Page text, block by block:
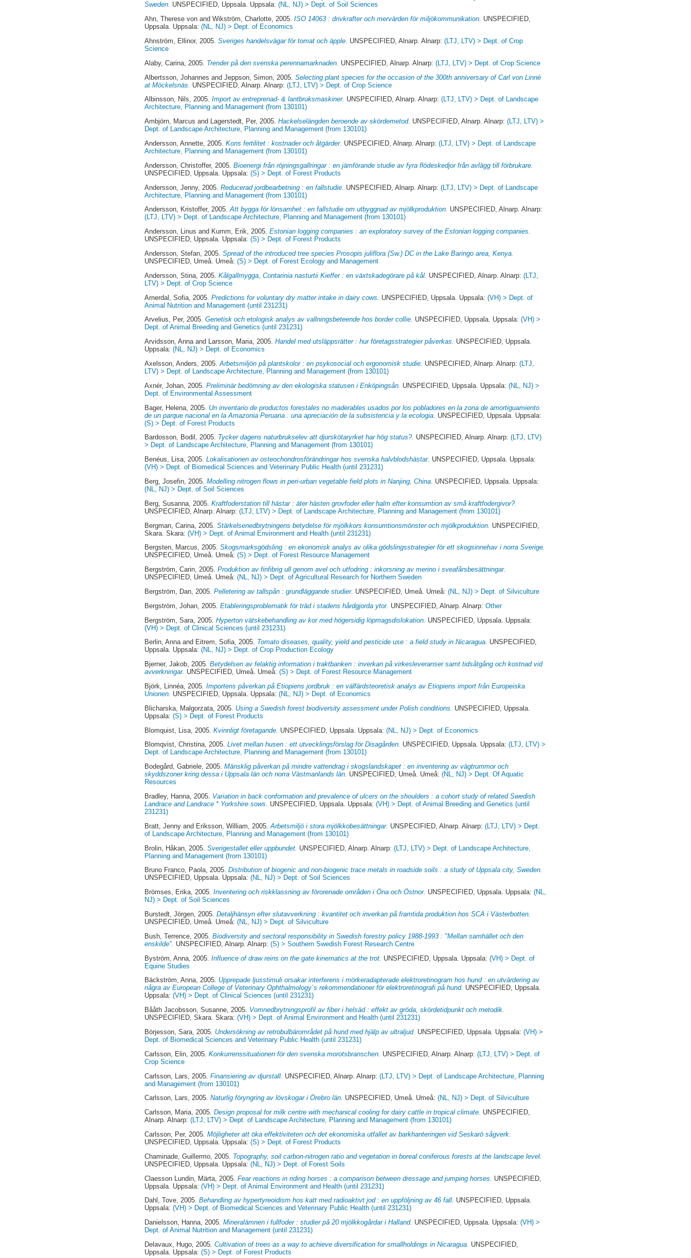
Sweden. UNSPECIFIED, Uppsala. Uppsala:(NL, NJ) > Dept. of Soil Sciences
Ahn, Therese von andWikström, Charlotte, 2005.ISO 14063 : drivkrafter och mervärden för miljökommunikation. UNSPECIFIED,
Uppsala. Uppsala:(NL, NJ) > Dept. of Economics
Ahnström, Ellinor, 2005.Sveriges handelsvägar för tomat och äpple. UNSPECIFIED, Alnarp. Alnarp:(LTJ, LTV) > Dept. of Crop
Science
Alaby, Carina , 2005. Trender på den svenska perennamarknaden. UNSPECIFIED, Alnarp. Alnarp:(LTJ, LTV) > Dept. of Crop Science
Albertsson, Johannes andJeppson, Simon , 2005.Selecting plant species for the occasion of the 300th anniversary of Carl von Linné
at Möckelsnäs.
UNSPECIFIED, Alnarp. Alnarp:(LTJ, LTV) > Dept. of Crop Science
Albinsson, Nils, 2005.Import av entreprenad- & lantbruksmaskiner. UNSPECIFIED, Alnarp. Alnarp:(LTJ, LTV) > Dept. of Landscape
Architecture, Planning and Management (from 130101)
Ambjörn, Marcus and Lagerstedt, Per, 2005.Hackelselängden beroende av skördemetod. UNSPECIFIED, Alnarp. Alnarp:(LTJ, LTV) >
Dept. of Landscape Architecture, Planning and Management (from 130101)
Andersson, Annette, 2005.Kons fertilitet : kostnader och åtgärder. UNSPECIFIED, Alnarp. Alnarp:(LTJ, LTV) > Dept. of Landscape
Architecture, Planning and Management (from 130101)
Andersson, Christoffer, 2005.Bioenergi från röjningsgallringar : en jämförande studie av fyra flödeskedjor från avlägg till förbrukare.
UNSPECIFIED, Uppsala. Uppsala:(S) > Dept. of Forest Products
Andersson, Jenny, 2005.Reducerad jordbearbetning : en fallstudie. UNSPECIFIED, Alnarp. Alnarp:(LTJ, LTV) > Dept. of Landscape
Architecture, Planning and Management (from 130101)
Andersson, Kristoffer, 2005.Att bygga för lönsamhet : en fallstudie om utbyggnad av mjölkproduktion. UNSPECIFIED, Alnarp. Alnarp:
(LTJ, LTV) > Dept. of Landscape Architecture, Planning and Management (from 130101)
Andersson, Linus and Kumm, Erik, 2005.Estonian logging companies : an exploratory survey of the Estonian logging companies.
UNSPECIFIED, Uppsala. Uppsala:(S) > Dept. of Forest Products
Andersson, Stefan, 2005.Spread of the introduced tree species Prosopis juliflora (Sw.) DC in the Lake Baringo area, Kenya.
UNSPECIFIED, Umeå. Umeå:(S) > Dept. of Forest Ecology and Management
Andersson, Stina , 2005.Kålgallmygga, Contarinia nasturtii Kieffer : en växtskadegörare på kål. UNSPECIFIED, Alnarp. Alnarp:(LTJ,
LTV) > Dept. of Crop Science
Arnerdal, Sofia , 2005.Predictions for voluntary dry matter intake in dairy cows. UNSPECIFIED, Uppsala. Uppsala:(VH) > Dept. of
Animal Nutrition and Management (until 231231)
Arvelius, Per, 2005.Genetisk och etologisk analys av vallningsbeteende hos border collie. UNSPECIFIED, Uppsala. Uppsala:(VH) >
Dept. of Animal Breeding and Genetics (until 231231)
Arvidsson, Annaand Larsson, Maria, 2005.Handel med utsläppsrätter : hur företagsstrategier påverkas. UNSPECIFIED, Uppsala.
Uppsala:(NL, NJ) > Dept. of Economics
Axelsson, Anders, 2005.Arbetsmiljön på plantskolor : en psykosocial och ergonomisk studie. UNSPECIFIED, Alnarp. Alnarp:(LTJ,
LTV) > Dept. of Landscape Architecture, Planning and Management (from 130101)
Axnér, Johan , 2005.Preliminär bedömning av den ekologiska statusen i Enköpingsån. UNSPECIFIED, Uppsala. Uppsala:(NL, NJ) >
Dept. of Environmental Assessment
Bager, Helena , 2005. Un inventario de productos forestales no maderables usados por los pobladores en la zona de amortiguamiento
de un parque nacional en la Amazonia Peruana : una apreciación de la subsistencia y la ecologia. UNSPECIFIED, Uppsala. Uppsala:
(S) > Dept. of Forest Products
Bardosson, Bodil , 2005. Tycker dagens naturbrukselev att djurskötaryrket har hög status?. UNSPECIFIED, Alnarp. Alnarp:(LTJ, LTV)
> Dept. of Landscape Architecture, Planning and Management (from 130101)
Benéus, Lisa, 2005.Lokalisationen av osteochondrosförändringar hos svenska halvblodshästar. UNSPECIFIED, Uppsala. Uppsala:
(VH) > Dept. of Biomedical Sciences and Veterinary Public Health (until 231231)
Berg, Josefin, 2005.Modelling nitrogen flows in peri-urban vegetable field plots in Nanjing, China. UNSPECIFIED, Uppsala. Uppsala:
(NL, NJ) > Dept. of Soil Sciences
Berg, Susanna , 2005.Kraftfoderstation till hästar : äter hästen grovfoder eller halm efter konsumtion av små kraftfodergivor?.
UNSPECIFIED, Alnarp. Alnarp:(LTJ, LTV) > Dept. of Landscape Architecture, Planning and Management (from 130101)
Bergman, Carina , 2005.Stärkelsenedbrytningens betydelse för mjölkkors konsumtionsmönster och mjölkproduktion. UNSPECIFIED,
Skara. Skara:(VH) > Dept. of Animal Environment and Health (until 231231)
Bergsten, Marcus, 2005.Skogsmarksgödsling : en ekonomisk analys av olika gödslingsstrategier för ett skogsinnehav i norra Sverige.
UNSPECIFIED, Umeå. Umeå:(S) > Dept. of Forest Resource Management
Bergström, Carin, 2005.Produktion av finfibrig ull genom avel och utfodring : inkorsning av merino i sveafårsbesättningar.
UNSPECIFIED, Umeå. Umeå:(NL, NJ) > Dept. of Agricultural Research for Northern Sweden
Bergström, Dan, 2005.Pelletering av tallspån : grundläggande studier. UNSPECIFIED, Umeå. Umeå:(NL, NJ) > Dept. of Silviculture
Bergström, Johan , 2005.Etableringsproblematik för träd i stadens hårdgjorda ytor. UNSPECIFIED, Alnarp. Alnarp:Other
Bergström, Sara , 2005.Hyperton vätskebehandling av kor med högersidig löpmagsdislokation. UNSPECIFIED, Uppsala. Uppsala:
(VH) > Dept. of Clinical Sciences (until 231231)
Berlin, Annaand Eitrem, Sofia, 2005. Tomato diseases, quality, yield and pesticide use : a field study in Nicaragua. UNSPECIFIED,
Uppsala. Uppsala:(NL, NJ) > Dept. of Crop Production Ecology
Bjerner, Jakob, 2005.Betydelsen av felaktig information i traktbanken : inverkan på virkesleveranser samt tidsåtgång och kostnad vid
avverkningar. UNSPECIFIED, Umeå. Umeå:(S) > Dept. of Forest Resource Management
Björk, Linnéa , 2005.Importens påverkan på Etiopiens jordbruk : en välfärdsteoretisk analys av Etiopiens import från Europeiska
Unionen. UNSPECIFIED, Uppsala. Uppsala:(NL, NJ) > Dept. of Economics
Blicharska, Malgorzata , 2005. Using a Swedish forest biodiversity assessment under Polish conditions.
UNSPECIFIED, Uppsala.
Uppsala:(S) > Dept. of Forest Products
Blomquist, Lisa , 2005.Kvinnligt företagande. UNSPECIFIED, Uppsala. Uppsala:(NL, NJ) > Dept. of Economics
Blomqvist, Christina, 2005.Livet mellan husen : ett utvecklingsförslag för Disagården. UNSPECIFIED, Uppsala. Uppsala:(LTJ, LTV) >
Dept. of Landscape Architecture, Planning and Management (from 130101)
Bodegård, Gabriele, 2005.Mänsklig påverkan på mindre vattendrag i skogslandskapet : en inventering av vägtrummor och
skyddszoner kring dessa i Uppsala län och norra Västmanlands län. UNSPECIFIED, Umeå. Umeå:(NL, NJ) > Dept. Of Aquatic
Resources
Bradley, Hanna , 2005. Variation in back conformation and prevalence of ulcers on the shoulders : a cohort study of related Swedish
Landrace and Landrace * Yorkshire sows.
UNSPECIFIED, Uppsala. Uppsala:(VH) > Dept. of Animal Breeding and Genetics (until
231231)
Bratt, Jenny and Eriksson, William , 2005.Arbetsmiljö i stora mjölkkobesättningar. UNSPECIFIED, Alnarp. Alnarp:(LTJ, LTV) > Dept.
of Landscape Architecture, Planning and Management (from 130101)
Brolin, Håkan , 2005.Sverigestallet eller uppbundet. UNSPECIFIED, Alnarp. Alnarp:(LTJ, LTV) > Dept. of Landscape Architecture,
Planning and Management (from 130101)
Bruno Franco, Paola, 2005.Distribution of biogenic and non-biogenic trace metals in roadside soils : a study of Uppsala city, Sweden.
UNSPECIFIED, Uppsala. Uppsala:(NL, NJ) > Dept. of Soil Sciences
Brömses, Erika, 2005.Inventering och riskklassning av förorenade områden i Öna och Östnor. UNSPECIFIED, Uppsala. Uppsala:(NL,
NJ) > Dept. of Soil Sciences
Burstedt, Jörgen , 2005.Detaljhänsyn efter slutavverkning : kvantitet och inverkan på framtida produktion hos SCA i Västerbotten.
UNSPECIFIED, Umeå. Umeå:(NL, NJ) > Dept. of Silviculture
Bush, Terrence , 2005.Biodiversity and sectoral responsibility in Swedish forestry policy 1988-1993 : "Mellan samhället och den
enskilde". UNSPECIFIED, Alnarp. Alnarp:(S) > Southern Swedish Forest Research Centre
Byström, Anna , 2005.Influence of draw reins on the gate kinematics at the trot. UNSPECIFIED, Uppsala. Uppsala:(VH) > Dept. of
Equine Studies
Bäckström, Anna, 2005. Upprepade ljusstimuli orsakar interferens i mörkeradapterade elektroretinogram hos hund : en utvärdering av
några av European College of Veterinary Ophthalmology´s rekommendationer för elektroretinografi på hund. UNSPECIFIED, Uppsala.
Uppsala:(VH) > Dept. of Clinical Sciences (until 231231)
Bååth Jacobsson, Susanne, 2005. Vomnedbrytningsprofil av fiber i helsäd : effekt av gröda, skördetidpunkt och metodik.
UNSPECIFIED, Skara. Skara:(VH) > Dept. of Animal Environment and Health (until 231231)
Börjesson, Sara , 2005. Undersökning av retrobulbärområdet på hund med hjälp av ultraljud. UNSPECIFIED, Uppsala. Uppsala:(VH) >
Dept. of Biomedical Sciences and Veterinary Public Health (until 231231)
Carlsson, Elin , 2005.Konkurrenssituationen för den svenska morotsbranschen. UNSPECIFIED, Alnarp. Alnarp:(LTJ, LTV) > Dept. of
Crop Science
Carlsson, Lars , 2005.Finansiering av djurstall. UNSPECIFIED, Alnarp. Alnarp:(LTJ, LTV) > Dept. of Landscape Architecture, Planning
and Management (from 130101)
Carlsson, Lars, 2005.Naturlig föryngring av lövskogar i Örebro län. UNSPECIFIED, Umeå. Umeå:(NL, NJ) > Dept. of Silviculture
Carlsson, Maria, 2005.Design proposal for milk centre with mechanical cooling for dairy cattle in tropical climate. UNSPECIFIED,
Alnarp. Alnarp:(LTJ, LTV) > Dept. of Landscape Architecture, Planning and Management (from 130101)
Carlsson, Per, 2005.Möjligheter att öka effektiviteten och det ekonomiska utfallet av barkhanteringen vid Seskarö sågverk.
UNSPECIFIED, Uppsala. Uppsala:(S) > Dept. of Forest Products
Chaminade, Guillermo , 2005. Topography, soil carbon-nitrogen ratio and vegetation in boreal coniferous forests at the landscape level.
UNSPECIFIED, Uppsala. Uppsala:(NL, NJ) > Dept. of Forest Soils
Claesson Lundin, Märta , 2005.Fear reactions in riding horses : a comparison between dressage and jumping horses.
UNSPECIFIED,
Uppsala. Uppsala:(VH) > Dept. of Animal Environment and Health (until 231231)
Dahl, Tove, 2005.Behandling av hypertyreoidism hos katt med radioaktivt jod : en uppföljning av 46 fall. UNSPECIFIED, Uppsala.
Uppsala:(VH) > Dept. of Biomedical Sciences and Veterinary Public Health (until 231231)
Danielsson, Hanna, 2005.Mineralämnen i fullfoder : studier på 20 mjölkkogårdar i Halland. UNSPECIFIED, Uppsala. Uppsala:(VH) >
Dept. of Animal Nutrition and Management (until 231231)
Delavaux, Hugo , 2005.Cultivation of trees as a way to achieve diversification for smallholdings in Nicaragua. UNSPECIFIED,
Uppsala. Uppsala:(S) > Dept. of Forest Products